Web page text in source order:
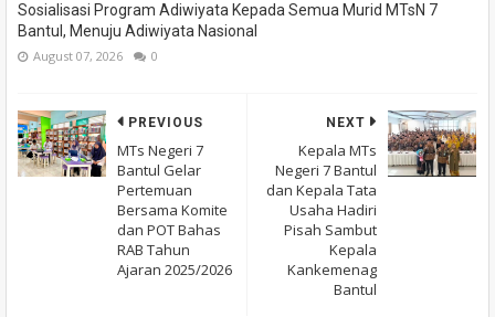
Sosialisasi Program Adiwiyata Kepada Semua Murid MTsN 7
Bantul, Menuju Adiwiyata Nasional
August 07, 2026 0
NEXT
Kepala MTs
Negeri 7 Bantul
dan Kepala Tata
Usaha Hadiri
Pisah Sambut
Kepala
Kankemenag
Bantul
PREVIOUS
MTs Negeri 7
Bantul Gelar
Pertemuan
Bersama Komite
dan POT Bahas
RAB Tahun
Ajaran 2025/2026